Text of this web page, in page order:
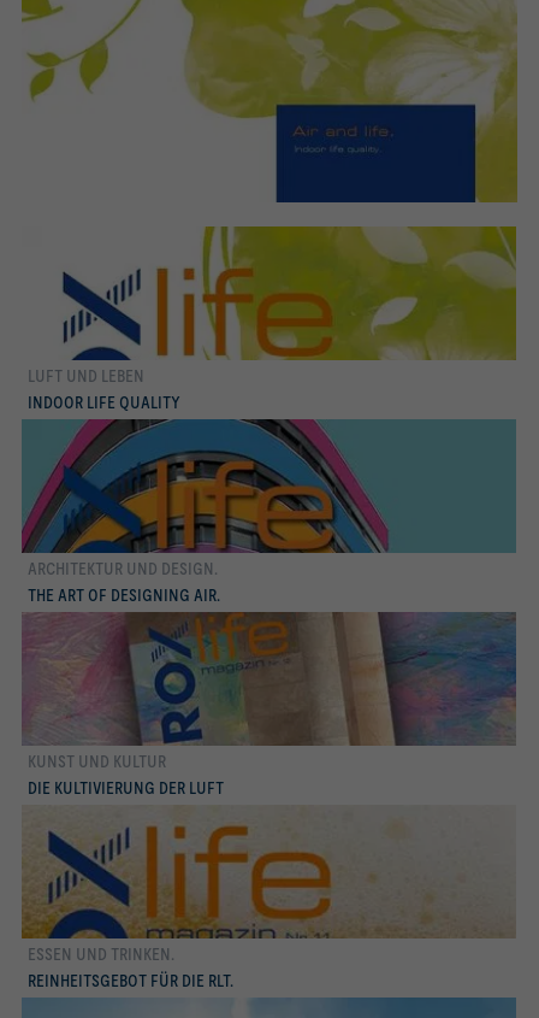
LUFT UND LEBEN
INDOOR LIFE QUALITY
mehr erfahren
ARCHITEKTUR UND DESIGN.
THE ART OF DESIGNING AIR.
mehr erfahren
KUNST UND KULTUR
DIE KULTIVIERUNG DER LUFT
mehr erfahren
ESSEN UND TRINKEN.
REINHEITSGEBOT FÜR DIE RLT.
mehr erfahren